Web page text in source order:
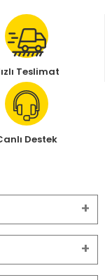
Teslimat
Destek